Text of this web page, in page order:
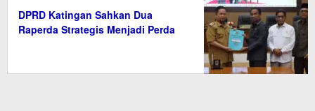
DPRD Katingan Sahkan Dua
Raperda Strategis Menjadi Perda